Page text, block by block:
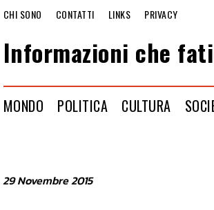
CHI SONO CONTATTI LINKS PRIVACY
Informazioni che
MONDO POLITICA CULTURA
29 Novembre 2015